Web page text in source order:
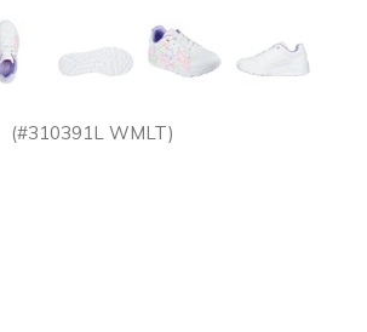
(#310391L WMLT)